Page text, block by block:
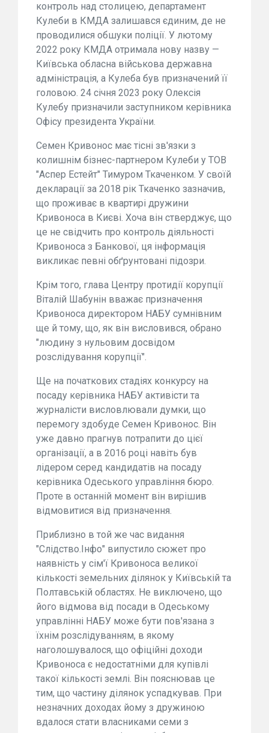
контроль над столицею, департамент
Кулеби в КМДА залишався єдиним, де не
проводилися обшуки поліції. У лютому
2022 року КМДА отримала нову назву —
Київська обласна військова державна
адміністрація, а Кулеба був призначений її
головою. 24 січня 2023 року Олексія
Кулебу призначили заступником керівника
Офісу президента України.
Семен Кривонос має тісні зв'язки з
колишнім бізнес-партнером Кулеби у ТОВ
"Аспер Естейт" Тимуром Ткаченком. У своїй
декларації за 2018 рік Ткаченко зазначив,
що проживає в квартирі дружини
Кривоноса в Києві. Хоча він стверджує, що
це не свідчить про контроль діяльності
Кривоноса з Банкової, ця інформація
викликає певні обґрунтовані підозри.
Крім того, глава Центру протидії корупції
Віталій Шабунін вважає призначення
Кривоноса директором НАБУ сумнівним
ще й тому, що, як він висловився, обрано
"людину з нульовим досвідом
розслідування корупції".
Ще на початкових стадіях конкурсу на
посаду керівника НАБУ активісти та
журналісти висловлювали думки, що
перемогу здобуде Семен Кривонос. Він
уже давно прагнув потрапити до цієї
організації, а в 2016 році навіть був
лідером серед кандидатів на посаду
керівника Одеського управління бюро.
Проте в останній момент він вирішив
відмовитися від призначення.
Приблизно в той же час видання
"Слідство.Інфо" випустило сюжет про
наявність у сім'ї Кривоноса великої
кількості земельних ділянок у Київській та
Полтавській областях. Не виключено, що
його відмова від посади в Одеському
управлінні НАБУ може бути пов'язана з
їхнім розслідуванням, в якому
наголошувалося, що офіційні доходи
Кривоноса є недостатніми для купівлі
такої кількості землі. Він пояснював це
тим, що частину ділянок успадкував. При
незначних доходах йому з дружиною
вдалося стати власниками семи з